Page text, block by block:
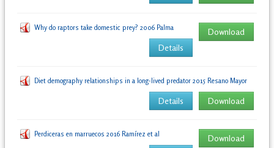
Why do raptors take domestic prey? 2006 Palma
Download
Details
Diet demography relationships in a long-lived predator 2015 Resano Mayor
Download
Details
Perdiceras en marruecos 2016 Ramírez et al
Download